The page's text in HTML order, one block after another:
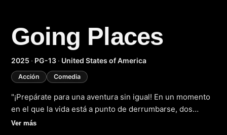
Going Places
2025 · PG-13 · United States of America
Acción Comedia
"¡Prepárate para una aventura sin igual! En un momento
en el que la vida está a punto de derrumbarse, dos
amigos decididos a recuperar la ilusión toman el volante
Ver más